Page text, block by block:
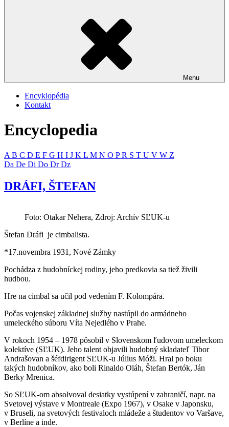
Menu
Encyklopédia
Kontakt
Encyclopedia
A B C D E F G H I J K L M N O PR S T U V W Z
Da De Di Do DrDz
DRÁFI, ŠTEFAN
Foto: Otakar Nehera, Zdroj: Archív SĽUK-u
Štefan Dráfi je cimbalista.
*17.novembra 1931, Nové Zámky
Pochádza z hudobníckej rodiny, jeho predkovia sa tiež živili
hudbou.
Hre na cimbal sa učil pod vedením F. Kolompára.
Počas vojenskej základnej služby nastúpil do armádneho
umeleckého súboru Víta Nejedlého v Prahe.
V rokoch 1954 – 1978 pôsobil v Slovenskom ľudovom umeleckom
kolektíve (SĽUK). Jeho talent objavili hudobný skladateľ Tibor
Andrašovan a šéfdirigent SĽUK-u Július Móži. Hral po boku
takých hudobníkov, ako boli Rinaldo Oláh, Štefan Bertók, Ján
Berky Mrenica.
So SĽUK-om absolvoval desiatky vystúpení v zahraničí, napr. na
Svetovej výstave v Montreale (Expo 1967), v Osake v Japonsku,
v Bruseli, na svetových festivaloch mládeže a študentov vo Varšave,
v Berlíne a inde.